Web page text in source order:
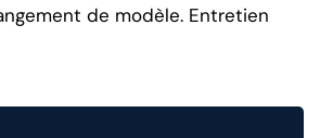
de modèle. Entretien